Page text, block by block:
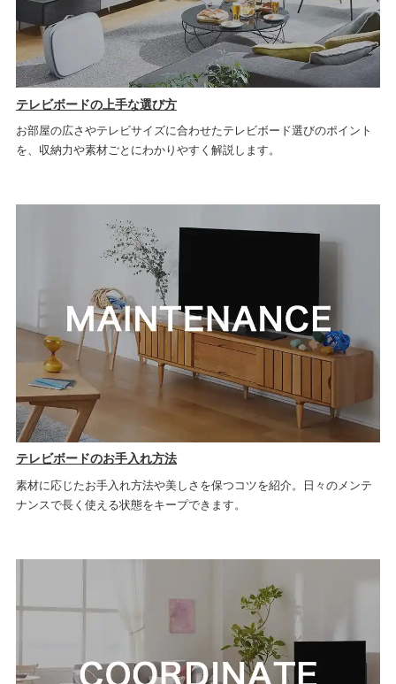
テレビボードの上手な選び方
お部屋の広さやテレビサイズに合わせたテレビボード選びのポイント
を、収納力や素材ごとにわかりやすく解説します。
テレビボードのお手入れ方法
素材に応じたお手入れ方法や美しさを保つコツを紹介。日々のメンテ
ナンスで長く使える状態をキープできます。